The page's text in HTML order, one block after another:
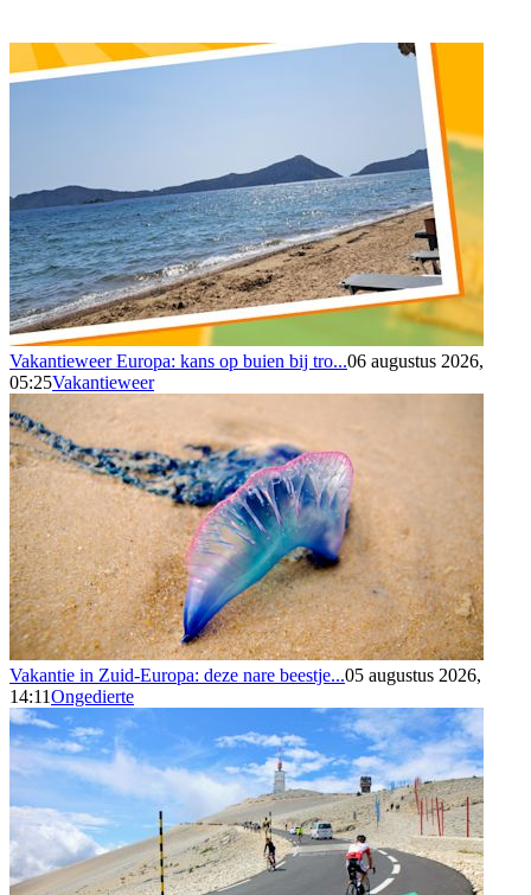
Vakantieweer Europa: kans op buien bij tro...06 augustus 2026,
05:25Vakantieweer
Vakantie in Zuid-Europa: deze nare beestje...05 augustus 2026,
14:11Ongedierte